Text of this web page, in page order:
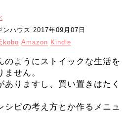
ハウス 2017年09月07日
kobo Amazon Kindle
のようにストイックな生活を
せん。
りますし、買い置きはたく
シピの考え方とか作るメニュ